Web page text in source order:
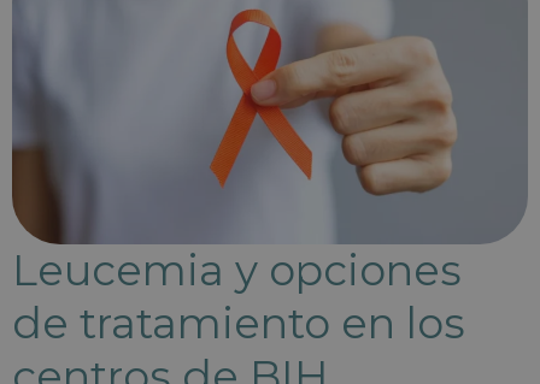
Leucemia y opciones
de tratamiento en los